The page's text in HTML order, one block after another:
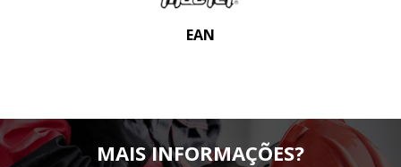
EAN
MAIS INFORMAÇÕES?